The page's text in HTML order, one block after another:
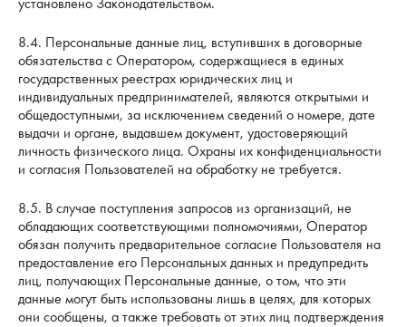
8.4. Персональные данные лиц, вступивших в договорные
обязательства с Оператором, содержащиеся в единых
государственных реестрах юридических лиц и
индивидуальных предпринимателей, являются открытыми и
общедоступными, за исключением сведений о номере, дате
выдачи и органе, выдавшем документ, удостоверяющий
личность физического лица. Охраны их конфиденциальности
и согласия Пользователей на обработку не требуется.
8.5. В случае поступления запросов из организаций, не
обладающих соответствующими полномочиями, Оператор
обязан получить предварительное согласие Пользователя на
предоставление его Персональных данных и предупредить
лиц, получающих Персональные данные, о том, что эти
данные могут быть использованы лишь в целях, для которых
они сообщены, а также требовать от этих лиц подтверждения